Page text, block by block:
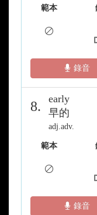
範本
錄音
8.
early
早的
adj.adv.
範本
錄音